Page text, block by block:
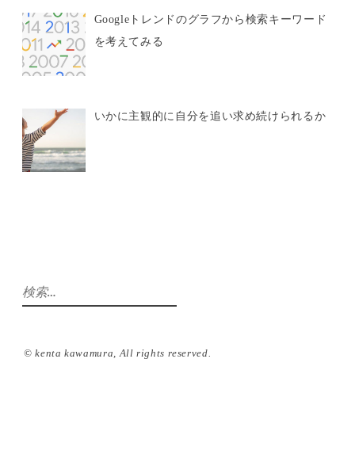
Googleトレンドのグラフから検索キーワード
を考えてみる
いかに主観的に自分を追い求め続けられるか
検
索:
©️ kenta kawamura, All rights reserved.